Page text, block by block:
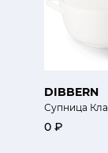
DIBBERN
Супница
0 ₽